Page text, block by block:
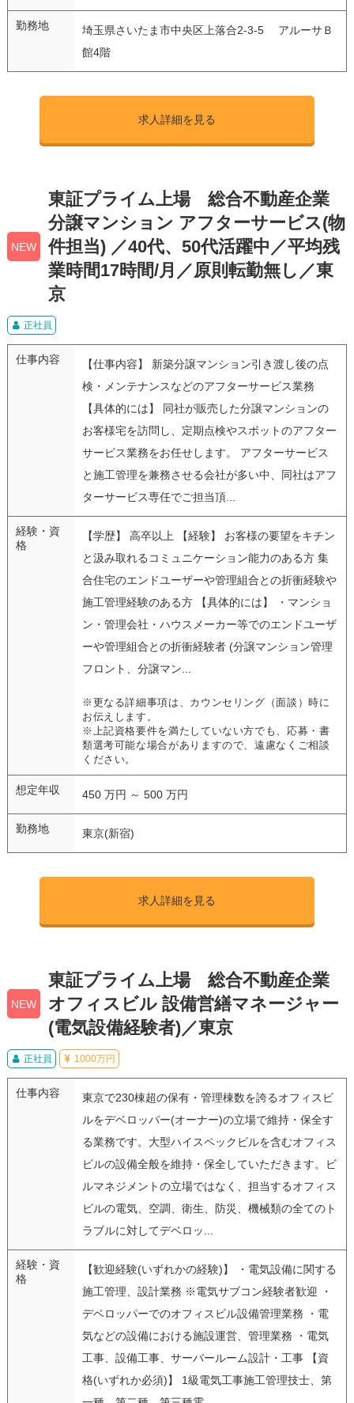
勤務地
埼玉県さいたま市中央区上落合2-3-5 アルーサＢ
館4階
求人詳細を見る
NEW
東証プライム上場 総合不動産企業
分譲マンション アフターサービス(物
件担当) ／40代、50代活躍中／平均残
業時間17時間/月／原則転勤無し／東
京
正社員
仕事内容
【仕事内容】 新築分譲マンション引き渡し後の点
検・メンテナンスなどのアフターサービス業務
【具体的には】 同社が販売した分譲マンションの
お客様宅を訪問し、定期点検やスポットのアフター
サービス業務をお任せします。 アフターサービス
と施工管理を兼務させる会社が多い中、同社はアフ
ターサービス専任でご担当頂...
経験・資
格
【学歴】 高卒以上 【経験】 お客様の要望をキチン
と汲み取れるコミュニケーション能力のある方 集
合住宅のエンドユーザーや管理組合との折衝経験や
施工管理経験のある方 【具体的には】 ・マンショ
ン・管理会社・ハウスメーカー等でのエンドユーザ
ーや管理組合との折衝経験者 (分譲マンション管理
フロント、分譲マン...
※更なる詳細事項は、カウンセリング（面談）時に
お伝えします。
※上記資格要件を満たしていない方でも、応募・書
類選考可能な場合がありますので、遠慮なくご相談
ください。
想定年収 450 万円 ～ 500 万円
勤務地 東京(新宿)
求人詳細を見る
NEW
東証プライム上場 総合不動産企業
オフィスビル 設備営繕マネージャー
(電気設備経験者)／東京
正社員 1000万円
仕事内容
東京で230棟超の保有・管理棟数を誇るオフィスビ
ルをデベロッパー(オーナー)の立場で維持・保全す
る業務です。大型ハイスペックビルを含むオフィス
ビルの設備全般を維持・保全していただきます。ビ
ルマネジメントの立場ではなく、担当するオフィス
ビルの電気、空調、衛生、防災、機械類の全てのト
ラブルに対してデベロッ...
経験・資
格
【歓迎経験(いずれかの経験)】 ・電気設備に関する
施工管理、設計業務 ※電気サブコン経験者歓迎 ・
デベロッパーでのオフィスビル設備管理業務 ・電
気などの設備における施設運営、管理業務 ・電気
工事、設備工事、サーバールーム設計・工事 【資
格(いずれか必須)】 1級電気工事施工管理技士、第